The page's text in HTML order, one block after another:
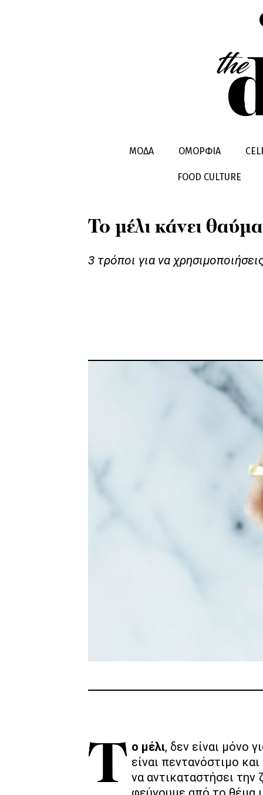
ΜΟΔΑ ΟΜΟΡΦΙΑ
FOOD CULTURE
ΟΜΟΡΦΙA ΜΥΣΤΙΚA ΟΜΟΡΦΙAΣ
Το μέλι κάνει
3 τρόποι για να
Το μέλι, δεν είναι μόνο
είναι πεντανόστιμο
να αντικαταστήσει την